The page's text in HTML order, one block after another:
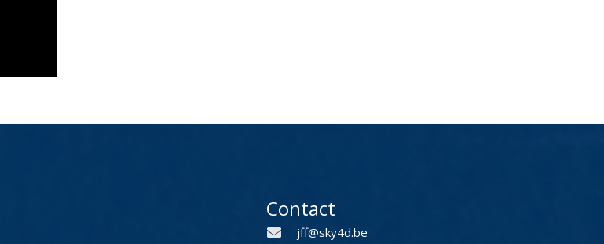
Contact
jff@sky4d.be